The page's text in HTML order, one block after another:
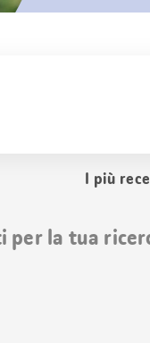
Ordina
la tua